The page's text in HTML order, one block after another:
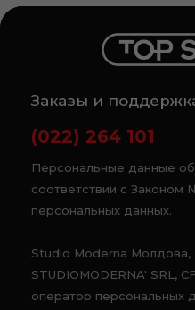
Заказы и
(022) 264 101
Персональные данные
соответствии с Законом
персональных данных.
Studio Moderna Молдова,
STUDIOMODERNA' SRL,
оператор персональных